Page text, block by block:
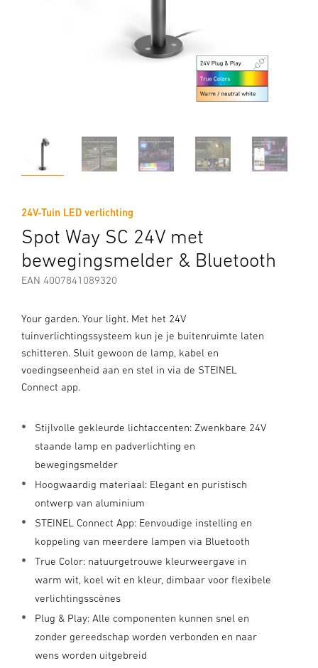
24V-Tuin LED verlichting
Spot Way SC 24V met
bewegingsmelder & Bluetooth
EAN 4007841089320
Your garden. Your light. Met het 24V
tuinverlichtingssysteem kun je je buitenruimte laten
schitteren. Sluit gewoon de lamp, kabel en
voedingseenheid aan en stel in via de STEINEL
Connect app.
Stijlvolle gekleurde lichtaccenten: Zwenkbare 24V
staande lamp en padverlichting en
bewegingsmelder
Hoogwaardig materiaal: Elegant en puristisch
ontwerp van aluminium
STEINEL Connect App: Eenvoudige instelling en
koppeling van meerdere lampen via Bluetooth
True Color: natuurgetrouwe kleurweergave in
warm wit, koel wit en kleur, dimbaar voor flexibele
verlichtingsscènes
Plug & Play: Alle componenten kunnen snel en
zonder gereedschap worden verbonden en naar
wens worden uitgebreid